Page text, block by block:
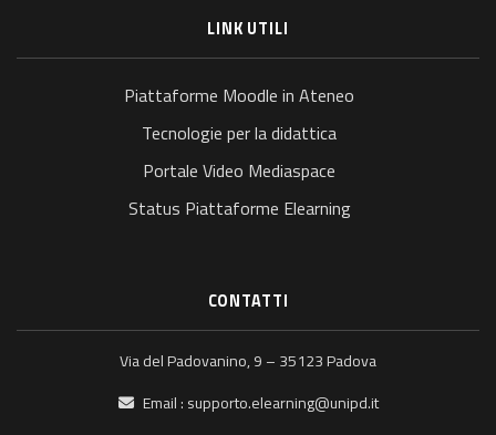
LINK UTILI
Piattaforme Moodle in Ateneo
Tecnologie per la didattica
Portale Video Mediaspace
Status Piattaforme Elearning
CONTATTI
Via del Padovanino, 9 – 35123 Padova
Email : supporto.elearning@unipd.it